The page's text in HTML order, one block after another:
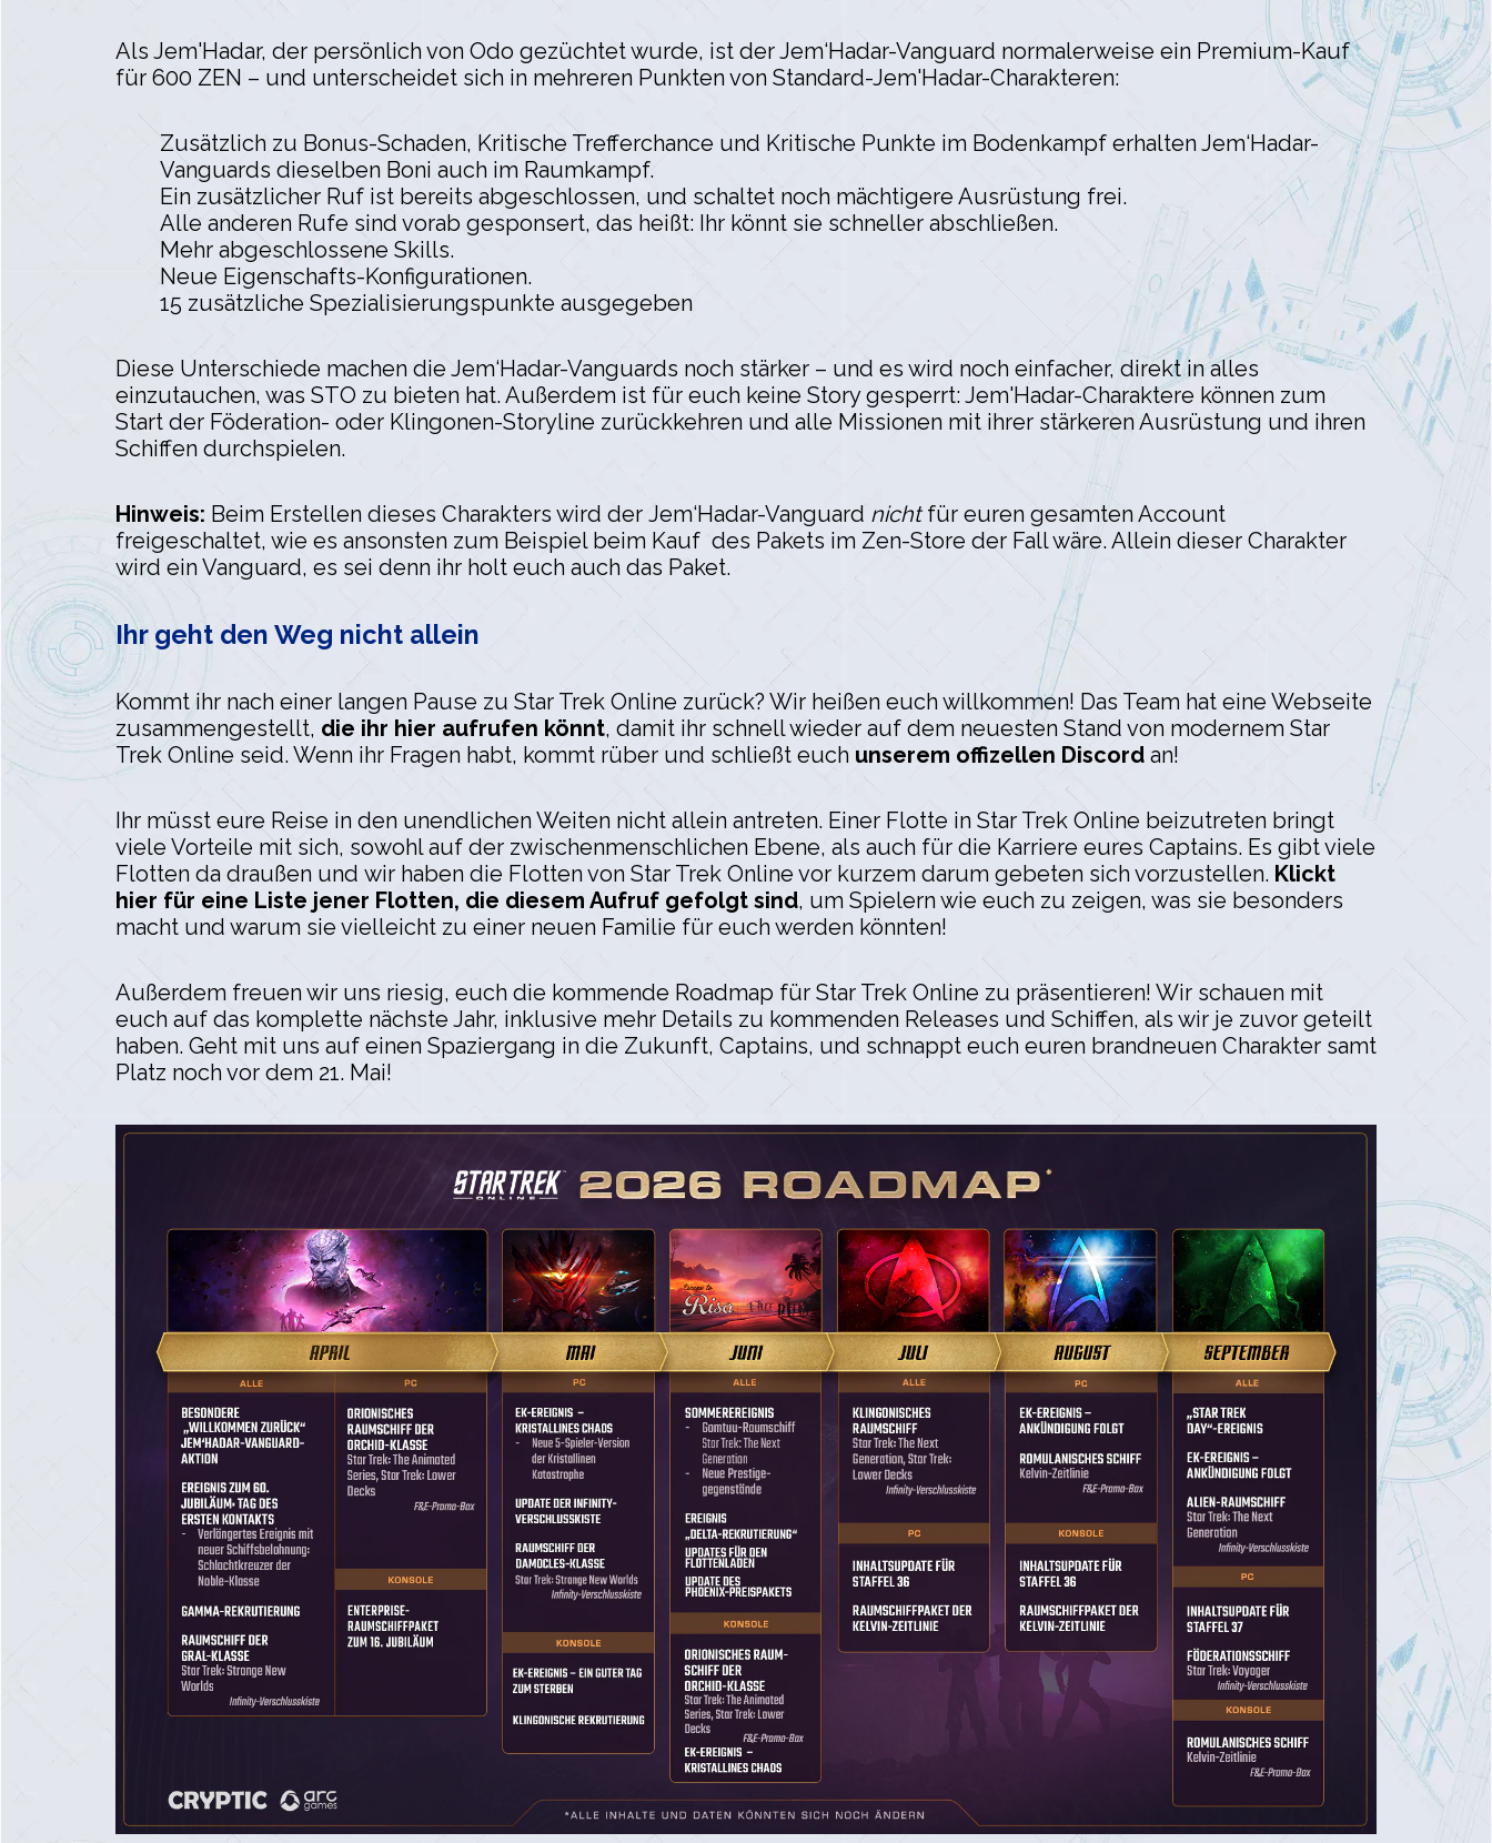
Als Jem'Hadar, der persönlich von Odo gezüchtet wurde, ist der Jem‘Hadar-Vanguard normalerweise ein Premium-Kauf
für 600 ZEN – und unterscheidet sich in mehreren Punkten von Standard-Jem'Hadar-Charakteren:
Zusätzlich zu Bonus-Schaden, Kritische Trefferchance und Kritische Punkte im Bodenkampf erhalten Jem‘Hadar-
Vanguards dieselben Boni auch im Raumkampf.
Ein zusätzlicher Ruf ist bereits abgeschlossen, und schaltet noch mächtigere Ausrüstung frei.
Alle anderen Rufe sind vorab gesponsert, das heißt: Ihr könnt sie schneller abschließen.
Mehr abgeschlossene Skills.
Neue Eigenschafts-Konfigurationen.
15 zusätzliche Spezialisierungspunkte ausgegeben
Diese Unterschiede machen die Jem‘Hadar-Vanguards noch stärker – und es wird noch einfacher, direkt in alles
einzutauchen, was STO zu bieten hat. Außerdem ist für euch keine Story gesperrt: Jem'Hadar-Charaktere können zum
Start der Föderation- oder Klingonen-Storyline zurückkehren und alle Missionen mit ihrer stärkeren Ausrüstung und ihren
Schiffen durchspielen.
Hinweis: Beim Erstellen dieses Charakters wird der Jem‘Hadar-Vanguard nichtfür euren gesamten Account
freigeschaltet, wie es ansonsten zum Beispiel beim Kauf des Pakets im Zen-Store der Fall wäre. Allein dieser Charakter
wird ein Vanguard, es sei denn ihr holt euch auch das Paket.
Ihr geht den Weg nicht allein
Kommt ihr nach einer langen Pause zu Star Trek Online zurück? Wir heißen euch willkommen! Das Team hat eine Webseite
zusammengestellt, die ihr hier aufrufen könnt, damit ihr schnell wieder auf dem neuesten Stand von modernem Star
Trek Online seid. Wenn ihr Fragen habt, kommt rüber und schließt euch unserem offizellen Discord an!
Ihr müsst eure Reise in den unendlichen Weiten nicht allein antreten. Einer Flotte in Star Trek Online beizutreten bringt
viele Vorteile mit sich, sowohl auf der zwischenmenschlichen Ebene, als auch für die Karriere eures Captains. Es gibt viele
Flotten da draußen und wir haben die Flotten von Star Trek Online vor kurzem darum gebeten sich vorzustellen. Klickt
hier für eine Liste jener Flotten, die diesem Aufruf gefolgt sind, um Spielern wie euch zu zeigen, was sie besonders
macht und warum sie vielleicht zu einer neuen Familie für euch werden könnten!
Außerdem freuen wir uns riesig, euch die kommende Roadmap für Star Trek Online zu präsentieren! Wir schauen mit
euch auf das komplette nächste Jahr, inklusive mehr Details zu kommenden Releases und Schiffen, als wir je zuvor geteilt
haben. Geht mit uns auf einen Spaziergang in die Zukunft, Captains, und schnappt euch euren brandneuen Charakter samt
Platz noch vor dem 21. Mai!